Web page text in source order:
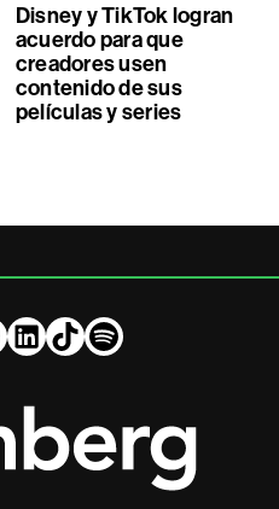
Disney y TikTok logran
acuerdo para que
creadores usen
contenido de sus
películas y series